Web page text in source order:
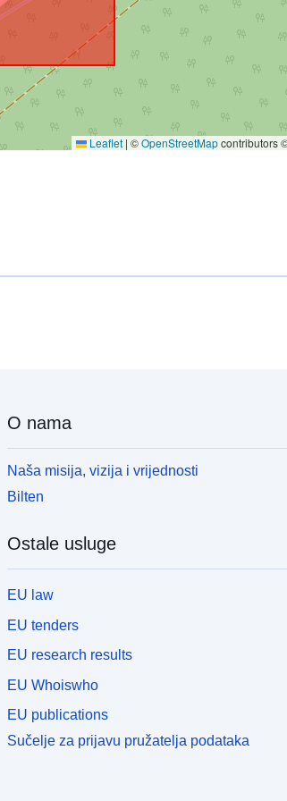
Leaflet | ©OpenStreetMapcontributors
O nama
Naša misija, vizija i vrijednosti
Bilten
Ostale usluge
EU law
EU tenders
EU research results
EU Whoiswho
EU publications
Sučelje za prijavu pružatelja podataka